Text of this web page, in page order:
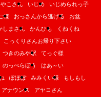
こさん いじめ
いじめられっ子
様 おっさんから逃げる
お盆
しまさん かんひも
くねくね
こっくりさんお帰り下さい
つきのみや駅
てっぐ様
のっぺらぼう
はあ～い
ぽぽぽ みみくい様
もしもし
アナウンス
アヤコさん